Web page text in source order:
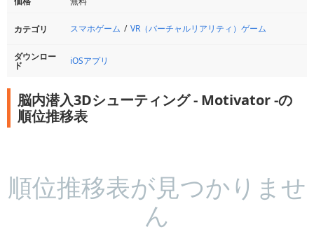
カテゴリ スマホゲーム VR（バーチャルリアリティ）ゲーム
ダウンロー
ド iOSアプリ
脳内潜入3Dシューティング - Motivator -の
順位推移表
順位推移表が見つかりませ
ん